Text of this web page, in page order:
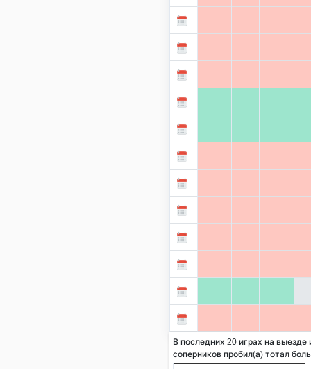
В последних 20 играх на
соперников пробил(а) тотал